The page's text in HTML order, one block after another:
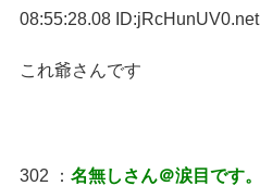
08:55:28.08 ID:jRcHunUV0.net
これ爺さんです
302 ： 名無しさん＠涙目です。